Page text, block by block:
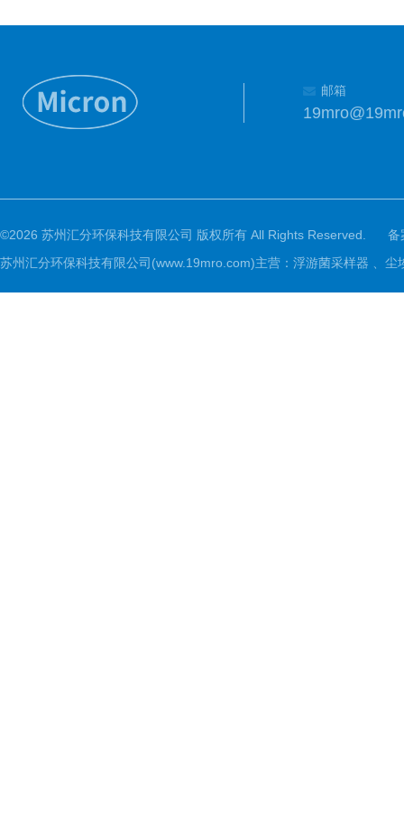
邮箱
©2026 苏州汇分环保科技有限公司 版权所有 All Rights Reserved.
备
苏州汇分环保科技有限公司(www.19mro.com)主营：浮游菌采样器 、